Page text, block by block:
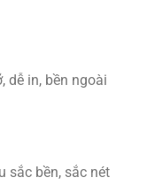
dễ in, bền ngoài
sắc bền, sắc nét